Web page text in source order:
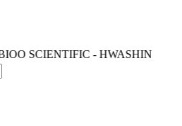
BIOO SCIENTIFIC - HWASHIN